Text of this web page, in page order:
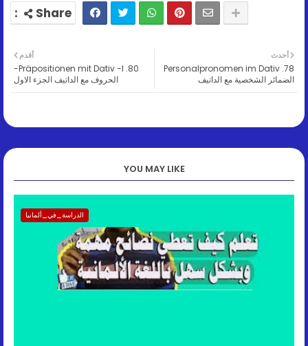
أحدث
78. Personalpronomen im Dativ
الضمائر الشخصية مع الداتيف
أقدم
80. Präpositionen mit Dativ -I-
الحروف مع الداتيف الجزء الاول
YOU MAY LIKE
الدراسة_في_ألمانيا